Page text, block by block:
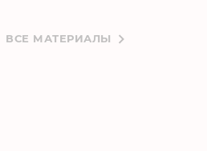
ВСЕ МАТЕРИАЛЫ